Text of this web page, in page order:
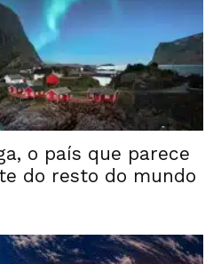
o país que parece
do resto do mundo